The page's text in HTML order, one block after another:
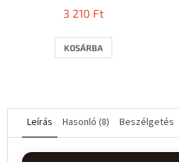
átlagos
5-
ből
3 210 Ft
KOSÁRBA
Leírás Hasonló (8) Beszélgetés